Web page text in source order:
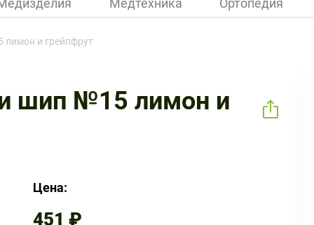
Медицинская техника (приборы)
Войти
Медтехника Ортопедия
и грейпфрут
шип №15 лимон и
Цена:
451 ₽